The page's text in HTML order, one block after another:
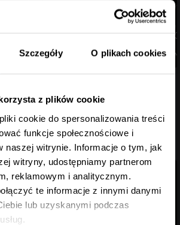
Szczegóły O plikach cookies
z plików cookie
cookie do spersonalizowania treści
funkcje społecznościowe i
naszej witrynie. Informacje o tym, jak
witryny, udostępniamy partnerom
reklamowym i analitycznym.
te informacje z innymi danymi
lub uzyskanymi podczas
dni (27.07-07.08.2026)